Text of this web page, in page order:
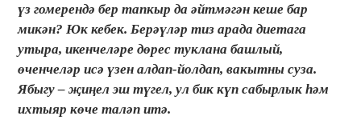
үз гомерендә бер тапкыр да әйтмәгән кеше бар
микән? Юк кебек. Берәүләр тиз арада диетага
утыра, икенчеләре дөрес туклана башлый,
өченчеләр исә үзен алдап-йолдап, вакытны суза.
Ябыгу – җиңел эш түгел, ул бик күп сабырлык һәм
ихтыяр көче таләп итә.